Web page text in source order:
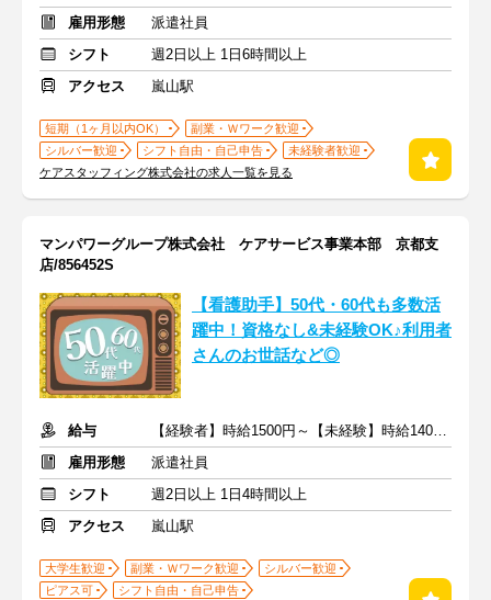
雇用形態
派遣社員
シフト
週2日以上 1日6時間以上
アクセス
嵐山駅
短期（1ヶ月以内OK）
副業・Ｗワーク歓迎
シルバー歓迎
シフト自由・自己申告
未経験者歓迎
ケアスタッフィング株式会社の求人一覧を見る
マンパワーグループ株式会社 ケアサービス事業本部 京都支
店/856452S
【看護助手】50代・60代も多数活
躍中！資格なし&未経験OK♪利用者
さんのお世話など◎
給与
【経験者】時給1500円～【未経験】時給1400円～ ※交通費全額
雇用形態
派遣社員
シフト
週2日以上 1日4時間以上
アクセス
嵐山駅
大学生歓迎 副業・Ｗワーク歓迎
シルバー歓迎
ピアス可
シフト自由・自己申告